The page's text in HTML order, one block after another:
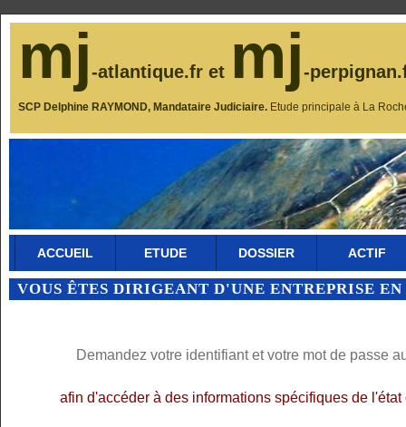
mj-atlantique.fr et mj-
SCP Delphine RAYMOND, Mandataire Judiciaire. Etude principale à La
ACCUEIL ETUDE DOSSIER ACTIF
VOUS ÊTES DIRIGEANT D'UNE ENTREPRISE
Demandez votre identifiant et votre mot de passe
afin d'accéder à des informations spécifiques de